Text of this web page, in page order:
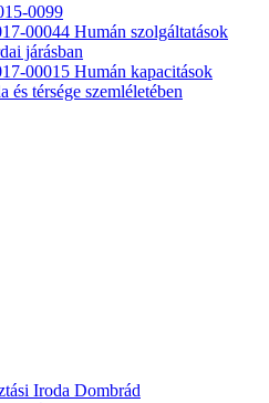
0099
00044 Humán szolgáltatások
járásban
00015 Humán kapacitások
és térsége szemléletében
Iroda Dombrád